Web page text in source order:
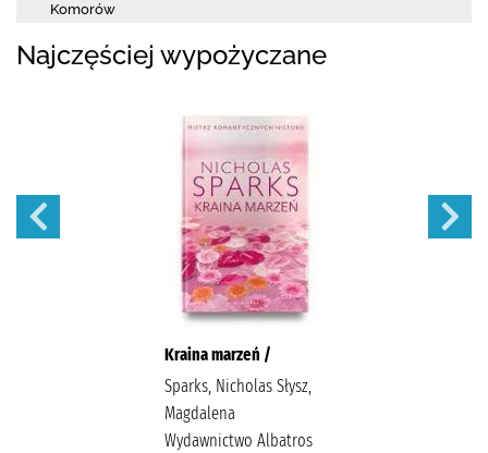
Komorów
Najczęściej wypożyczane
Kraina marzeń /
Sparks, Nicholas Słysz,
Magdalena
Wydawnictwo Albatros